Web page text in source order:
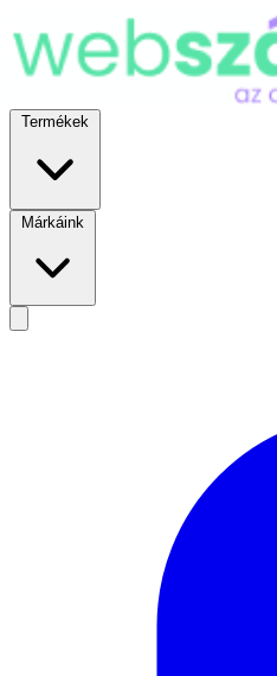
Termékek
Márkáink